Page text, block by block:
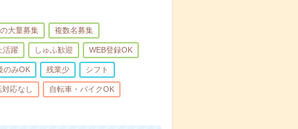
大量募集 複数名募集
活躍 しゅふ歓迎 WEB登録OK
のみOK 残業少 シフト
対応なし 自転車・バイクOK